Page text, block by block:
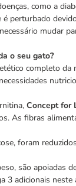
como a
perturbado
mudar
o seu gato?
completo da
Concept for
As fibras
foram
são apoiadas
adicionais